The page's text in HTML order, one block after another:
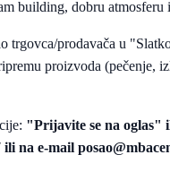
building, dobru atmosferu
trgovca/prodavača u
proizvoda (pečenje,
"Prijavite se na oglas"
ili na e-mail